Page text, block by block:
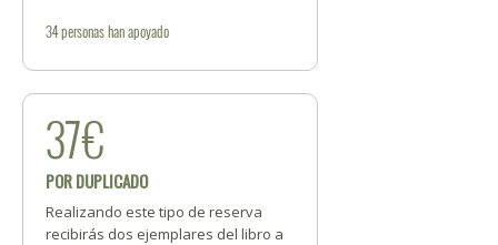
34personashan apoyado
37€
POR DUPLICADO
Realizando este tipo de reserva
recibirás dos ejemplares del libro a